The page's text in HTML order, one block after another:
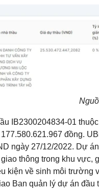
IB2300204834-01
đồng.
ngày 27/12/2022. Dự
thông trong khu vực,
kiện về sinh môi trường
Ban quản lý dự án